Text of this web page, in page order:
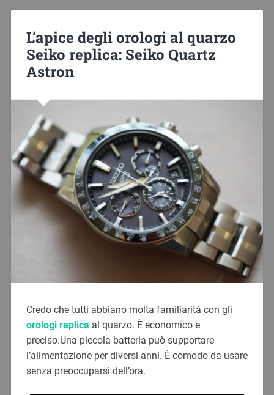
L’apice degli orologi al quarzo
Seiko replica: Seiko Quartz
Astron
Credo che tutti abbiano molta familiarità con gli
orologi replica al quarzo. È economico e
preciso.Una piccola batteria può supportare
l’alimentazione per diversi anni. È comodo da usare
senza preoccuparsi dell’ora.